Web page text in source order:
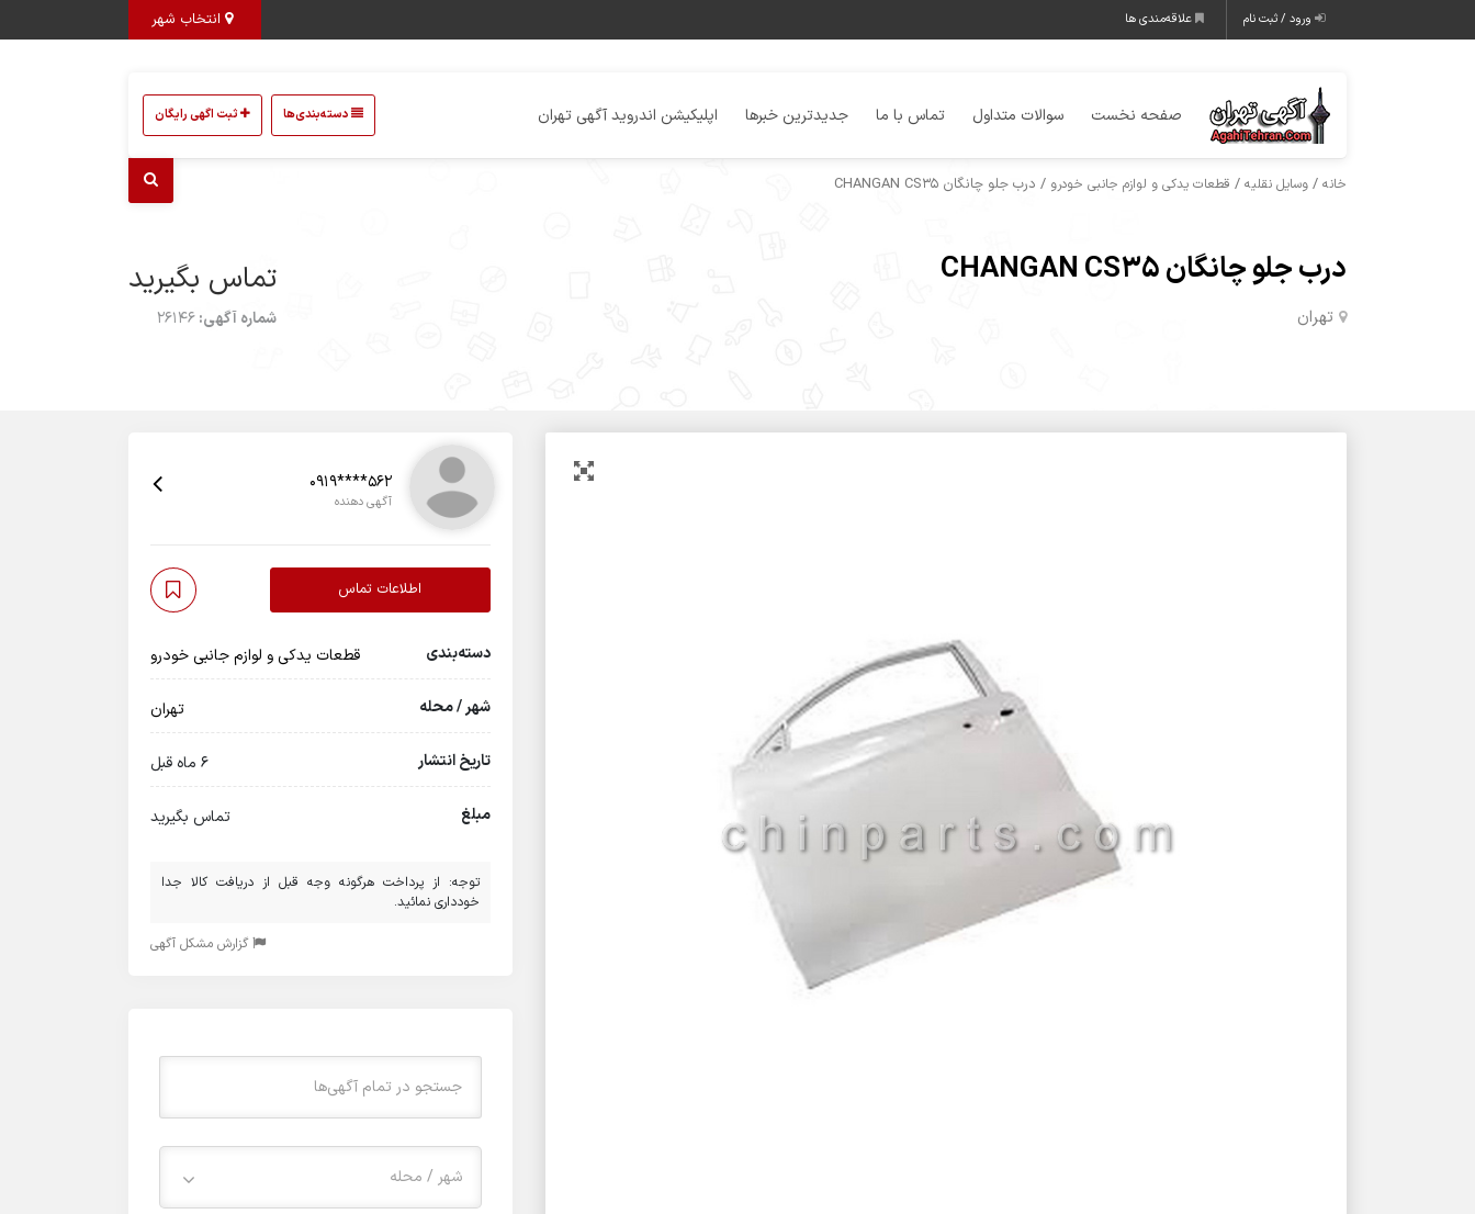
انتخاب شهر ورود / ثبت نام علاقه‌مندی ها
صفحه نخست سوالات متداول تماس با ما جدیدترین خبرها اپلیکیشن اندروید آگهی تهران دسته‌بندی‌ها ثبت اگهی رایگان
خانه / وسایل نقلیه / قطعات یدکی و لوازم جانبی خودرو / درب جلو چانگان CHANGAN CS35
درب جلو چانگان CHANGAN CS35
تهران
تماس بگیرید
شماره آگهی:26146
0919****562
آگهی دهنده
اطلاعات تماس
دسته‌بندی قطعات یدکی و لوازم جانبی خودرو
شهر / محله تهران
تاریخ انتشار 6 ماه قبل
مبلغ تماس بگیرید
توجه: از پرداخت هرگونه وجه قبل از دریافت کالا جدا
خودداری نمائید.
گزارش مشکل آگهی
شهر / محله